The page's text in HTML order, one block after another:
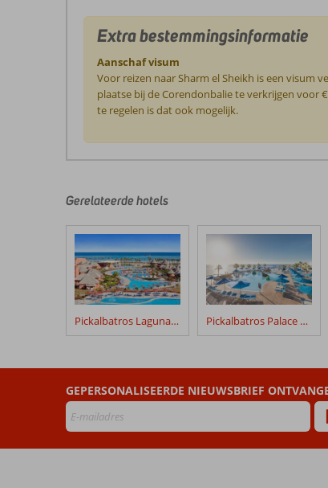
Extra bestemmingsinformatie
Aanschaf visum
Voor reizen naar Sharm el Sheikh is een visum
plaatse bij de Corendonbalie te verkrijgen voor
te regelen is dat ook mogelijk.
door
klanten
geschreven
na
hun
verblijf
Movenpick
Beoordelingen
die
ouder
zijn
Gerelateerde hotels
Pickalbatros Laguna Vista Pickalbatros Palace Resort
GEPERSONALISEERDE NIEUWSBRIEF